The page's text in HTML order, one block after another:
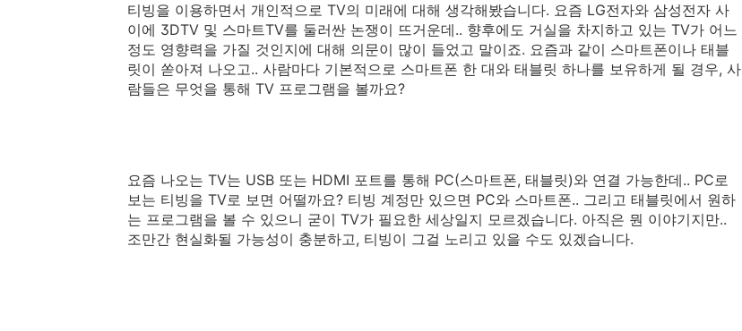
티빙을 이용하면서 개인적으로 TV의 미래에 대해 생각해봤습니다. 요즘 LG전자와 삼성전자 사
이에 3DTV 및 스마트TV를 둘러싼 논쟁이 뜨거운데.. 향후에도 거실을 차지하고 있는 TV가 어느
정도 영향력을 가질 것인지에 대해 의문이 많이 들었고 말이죠. 요즘과 같이 스마트폰이나 태블
릿이 쏟아져 나오고.. 사람마다 기본적으로 스마트폰 한 대와 태블릿 하나를 보유하게 될 경우, 사
람들은 무엇을 통해 TV 프로그램을 볼까요?
요즘 나오는 TV는 USB 또는 HDMI 포트를 통해 PC(스마트폰, 태블릿)와 연결 가능한데.. PC로
보는 티빙을 TV로 보면 어떨까요? 티빙 계정만 있으면 PC와 스마트폰.. 그리고 태블릿에서 원하
는 프로그램을 볼 수 있으니 굳이 TV가 필요한 세상일지 모르겠습니다. 아직은 뭔 이야기지만..
조만간 현실화될 가능성이 충분하고, 티빙이 그걸 노리고 있을 수도 있겠습니다.